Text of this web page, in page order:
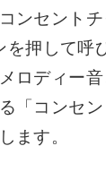
ンセント
押して呼
ロディー
「コンセン
ます。